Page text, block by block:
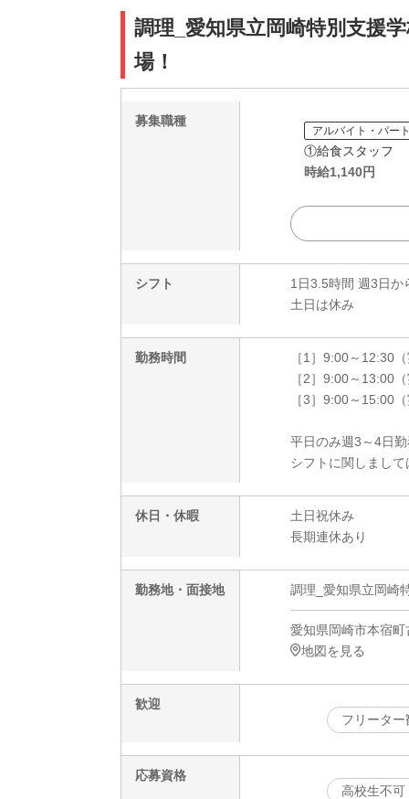
調理_愛知県立岡崎特別支援
場！
募集職種
アルバイト・パー
①給食スタッフ
時給1,140円
シフト
1日3.5時間 週3日か
土日は休み
勤務時間
［1］9:00～12:30
［2］9:00～13:00
［3］9:00～15:00
平日のみ週3～4日
シフトに関しまし
休日・休暇
土日祝休み
長期連休あり
勤務地・面接地 調理_愛知県立岡崎
愛知県岡崎市本宿町
地図を見る
歓迎
フリーター
応募資格
高校生不可